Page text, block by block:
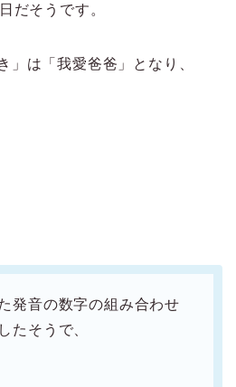
だそうです。
」は「我愛爸爸」となり、
発音の数字の組み合わせ
たそうで、